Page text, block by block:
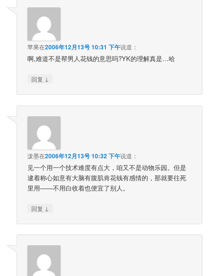
苹果在2006年12月13号 10:31 下午说道：
啊,难道不是帮男人花钱的意思吗?YK的理解真是…哈
回复 ↓
泼墨在2006年12月13号 10:32 下午说道：
见一个用一个技术难度有点大，咱又不是动物乐园。但是
逮着称心如意有大脑有腹肌肯花钱有感情的，那就要往死
里用——不用白收着也便宜了别人。
回复 ↓